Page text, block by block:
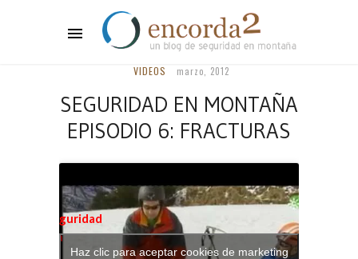
VIDEOS marzo, 2012
SEGURIDAD EN MONTAÑA
EPISODIO 6: FRACTURAS
Seguridad
montaña
Haz clic para aceptar cookies de marketing